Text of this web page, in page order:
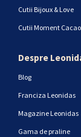
Cutii Bijoux & Love
Cutii Moment Cacao
Despre
Blog
Franciza Leonidas
Magazine Leonidas
Gama de praline